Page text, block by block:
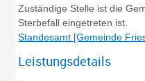
Zuständige Stelle ist die
Sterbefall eingetreten ist.
Standesamt [Gemeinde
Leistungsdetails